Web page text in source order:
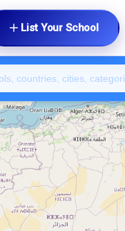
List Your School